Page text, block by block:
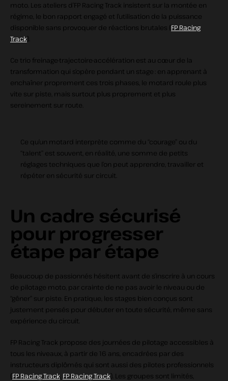
moto. Les ateliers d’FP Racing Track insistent sur la montée en
régime, le bon rapport engagé et l’utilisation de la puissance
disponible sans provoquer de réactions brutales (FP Racing
Track).
Ce trio freinage‑trajectoire‑accélération est au cœur de la
transformation qui s’opère pendant un stage : en apprenant à
enchaîner proprement ces trois phases, le motard roule plus
vite sur piste, mais surtout plus proprement et plus
sereinement sur route.
Ce qu’un motard interprète comme du “courage” ou du
“talent” est souvent, en réalité, une somme de petits
réglages techniques que l’on peut apprendre, travailler et
répéter en sécurité sur circuit.
Un cadre sécurisé
pour progresser
étape par étape
Beaucoup de passionnés hésitent avant de s’inscrire à un cours
de pilotage moto, par crainte de ne pas avoir le niveau ou de
“gêner” sur piste. En pratique, les stages bien conçus sont
justement pensés pour débuter en toute sécurité, même sans
expérience du circuit.
FP Racing Track propose des journées de pilotage accessibles à
tous les niveaux, à partir de 16 ans, encadrées par des
instructeurs diplômés qui sont aussi des pilotes professionnels
(FP Racing Track FP Racing Track). Les groupes sont limités,